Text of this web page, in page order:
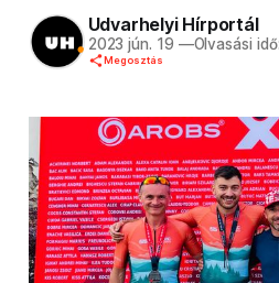
Udvarhelyi Hírportál
2023 jún. 19 —Olvasási
Megosztás